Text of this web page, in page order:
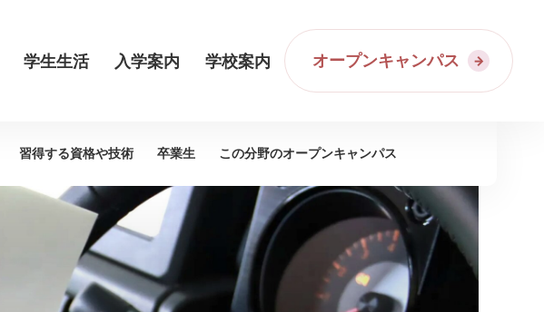
学生生活 入学案内 学校案内 オープンキャンパス
習得する資格や技術 卒業生 この分野のオープンキャンパス